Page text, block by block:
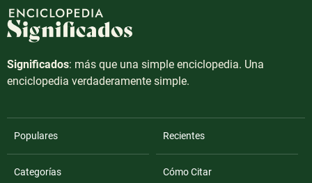
Significados: más que una simple enciclopedia. Una
enciclopedia verdaderamente simple.
Populares Recientes
Categorías Cómo Citar